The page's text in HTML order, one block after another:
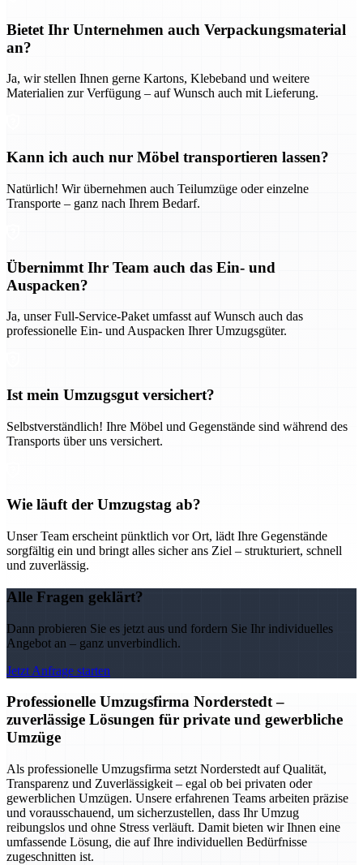
Bietet Ihr Unternehmen auch Verpackungsmaterial
an?
Ja, wir stellen Ihnen gerne Kartons, Klebeband und weitere
Materialien zur Verfügung – auf Wunsch auch mit Lieferung.
Kann ich auch nur Möbel transportieren lassen?
Natürlich! Wir übernehmen auch Teilumzüge oder einzelne
Transporte – ganz nach Ihrem Bedarf.
Übernimmt Ihr Team auch das Ein- und
Auspacken?
Ja, unser Full-Service-Paket umfasst auf Wunsch auch das
professionelle Ein- und Auspacken Ihrer Umzugsgüter.
Ist mein Umzugsgut versichert?
Selbstverständlich! Ihre Möbel und Gegenstände sind während des
Transports über uns versichert.
Wie läuft der Umzugstag ab?
Unser Team erscheint pünktlich vor Ort, lädt Ihre Gegenstände
sorgfältig ein und bringt alles sicher ans Ziel – strukturiert, schnell
und zuverlässig.
Alle Fragen geklärt?
Dann probieren Sie es jetzt aus und fordern Sie Ihr individuelles
Angebot an – ganz unverbindlich.
Jetzt Anfrage starten
Professionelle Umzugsfirma Norderstedt –
zuverlässige Lösungen für private und gewerbliche
Umzüge
Als professionelle Umzugsfirma setzt Norderstedt auf Qualität,
Transparenz und Zuverlässigkeit – egal ob bei privaten oder
gewerblichen Umzügen. Unsere erfahrenen Teams arbeiten präzise
und vorausschauend, um sicherzustellen, dass Ihr Umzug
reibungslos und ohne Stress verläuft. Damit bieten wir Ihnen eine
umfassende Lösung, die auf Ihre individuellen Bedürfnisse
zugeschnitten ist.